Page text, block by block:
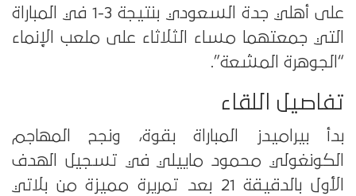
على أهلي جدة السعودي بنتيجة 3-1 في المباراة
التي جمعتهما مساء الثلاثاء على ملعب الإنماء
“الجوهرة المشعة”.
تفاصيل اللقاء
بدأ بيراميدز المباراة بقوة، ونجح المهاجم
الكونغولي محمود ماييلي في تسجيل الهدف
الأول بالدقيقة 21 بعد تمريرة مميزة من بلاتي